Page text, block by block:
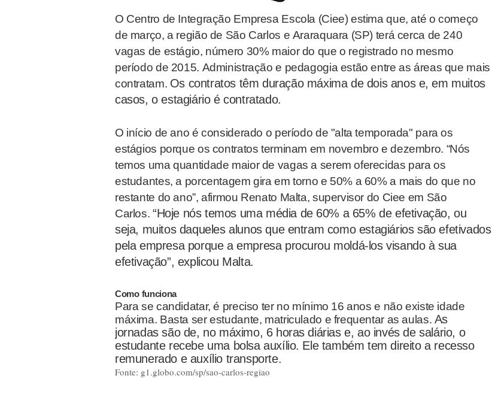
O Centro de Integração Empresa Escola (Ciee) estima que, até o começo
de março, a região de São Carlos e Araraquara (SP) terá cerca de 240
vagas de estágio, número 30% maior do que o registrado no mesmo
período de 2015. Administração e pedagogia estão entre as áreas que mais
contratam. Os contratos têm duração máxima de dois anos e, em muitos
casos, o estagiário é contratado.
O início de ano é considerado o período de "alta temporada" para os
estágios porque os contratos terminam em novembro e dezembro. “Nós
temos uma quantidade maior de vagas a serem oferecidas para os
estudantes, a porcentagem gira em torno e 50% a 60% a mais do que no
restante do ano”, afirmou Renato Malta, supervisor do Ciee em São
Carlos. “Hoje nós temos uma média de 60% a 65% de efetivação, ou
seja, muitos daqueles alunos que entram como estagiários são efetivados
pela empresa porque a empresa procurou moldá-los visando à sua
efetivação”, explicou Malta.
Como funciona
Para se candidatar, é preciso ter no mínimo 16 anos e não existe idade
máxima. Basta ser estudante, matriculado e frequentar as aulas. As
jornadas são de, no máximo, 6 horas diárias e, ao invés de salário, o
estudante recebe uma bolsa auxílio. Ele também tem direito a recesso
remunerado e auxílio transporte.
Fonte: g1.globo.com/sp/sao-carlos-regiao